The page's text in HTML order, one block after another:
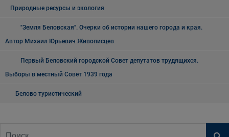
Природные ресурсы и экология
"Земля Беловская". Очерки об истории нашего города и края.
Автор Михаил Юрьевич Живописцев
Первый Беловский городской Совет депутатов трудящихся.
Выборы в местный Совет 1939 года
Белово туристический